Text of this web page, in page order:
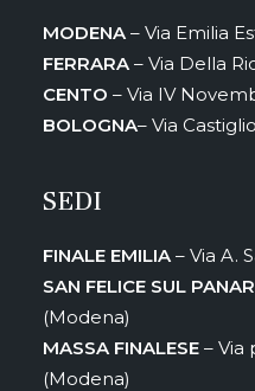
MODENA – Via Emilia
FERRARA – Via Della
CENTO – Via IV
BOLOGNA– Via
SEDI
FINALE EMILIA – Via A.
SAN FELICE SUL
(Modena)
MASSA FINALESE – Via
(Modena)